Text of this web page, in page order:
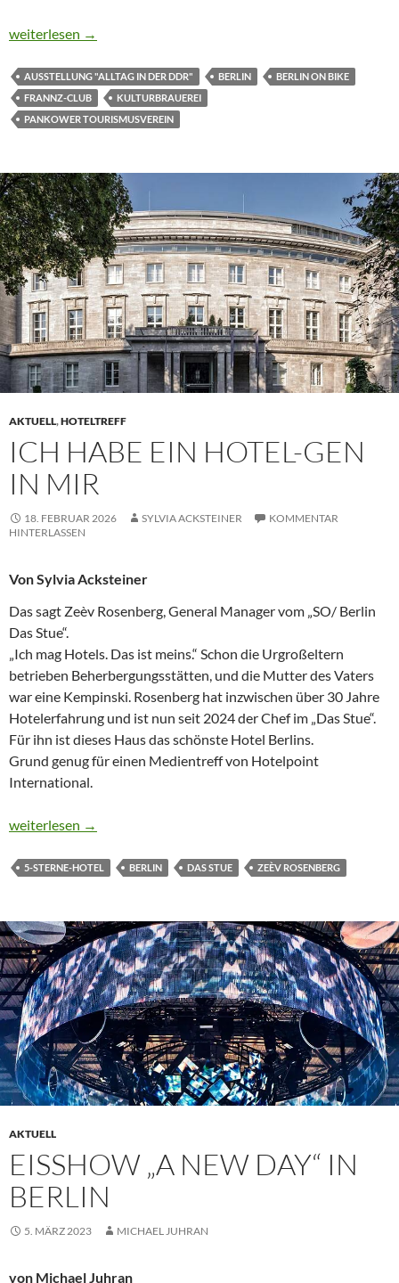
GEBURTSTAG EINER KULTURMARKE
weiterlesen →
AUSSTELLUNG "ALLTAG IN DER DDR" BERLIN
BERLIN ON BIKE
FRANNZ-CLUB
KULTURBRAUEREI
PANKOWER TOURISMUSVEREIN
AKTUELL,HOTELTREFF
ICH HABE EIN HOTEL-GEN
IN MIR
18. FEBRUAR 2026 SYLVIA ACKSTEINER
KOMMENTAR
HINTERLASSEN
Von Sylvia Acksteiner
Das sagt Zeèv Rosenberg, General Manager vom „SO/ Berlin
Das Stue“.
„Ich mag Hotels. Das ist meins.“ Schon die Urgroßeltern
betrieben Beherbergungsstätten, und die Mutter des Vaters
war eine Kempinski. Rosenberg hat inzwischen über 30 Jahre
Hotelerfahrung und ist nun seit 2024 der Chef im „Das Stue“.
Für ihn ist dieses Haus das schönste Hotel Berlins.
Grund genug für einen Medientreff von Hotelpoint
International.
ICH HABE EIN HOTEL-GEN IN MIR
weiterlesen →
5-STERNE-HOTEL BERLIN DAS STUE ZEÈV ROSENBERG
AKTUELL
EISSHOW „A NEW DAY“ IN
BERLIN
5. MÄRZ 2023 MICHAEL JUHRAN
von Michael Juhran